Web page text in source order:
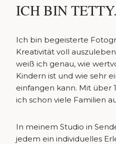
ICH BIN TETTY.
Ich bin begeisterte
Kreativität voll
weiß ich genau, wie
Kindern ist und wie sehr
einfangen kann. Mit über
ich schon viele Familien
In meinem Studio in
jedem ein individuelles